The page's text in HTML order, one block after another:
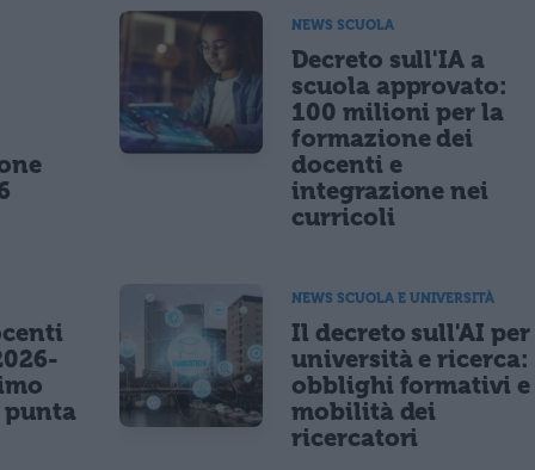
NEWS SCUOLA
Decreto sull'IA a
scuola approvato:
100 milioni per la
formazione dei
docenti e
integrazione nei
curricoli
punta
NEWS SCUOLA E UNIVERSITÀ
Il decreto sull'AI per
università e ricerca:
obblighi formativi e
mobilità dei
ricercatori